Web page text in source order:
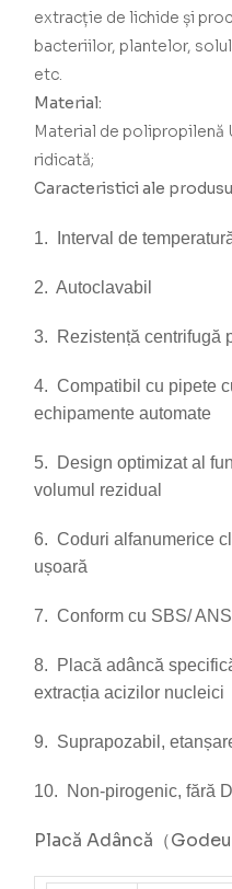
extracție de lichide și
bacteriilor, plantelor,
etc.
Material:
Material de polipropilenă
ridicată;
Caracteristici ale
1. Interval de
2. Autoclavabil
3. Rezistență centrifugă
4. Compatibil cu pipete
echipamente automate
5. Design optimizat al
volumul rezidual
6. Coduri alfanumerice
ușoară
7. Conform cu SBS/ ANSI
8. Placă adâncă
extracția acizilor nucleici
9. Suprapozabil,
10. Non-pirogenic, fără
Placă Adâncă （